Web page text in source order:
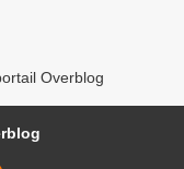
Overblog